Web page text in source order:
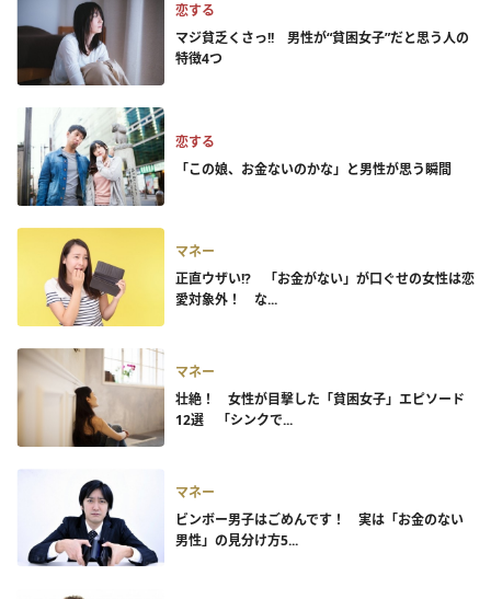
恋する
マジ貧乏くさっ!! 男性が“貧困女子”だと思う人の
特徴4つ
恋する
「この娘、お金ないのかな」と男性が思う瞬間
マネー
正直ウザい!? 「お金がない」が口ぐせの女性は恋
愛対象外！ な...
マネー
壮絶！ 女性が目撃した「貧困女子」エピソード
12選 「シンクで...
マネー
ビンボー男子はごめんです！ 実は「お金のない
男性」の見分け方5...